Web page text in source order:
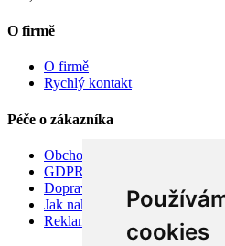
cookies
O firmě
O firmě
Rychlý kontakt
Péče o zákazníka
Obchodní podmínky
GDPR
Doprava
Jak nakupovat
Reklamace